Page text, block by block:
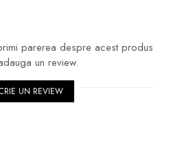
parerea despre acest produs
un review.
UN REVIEW